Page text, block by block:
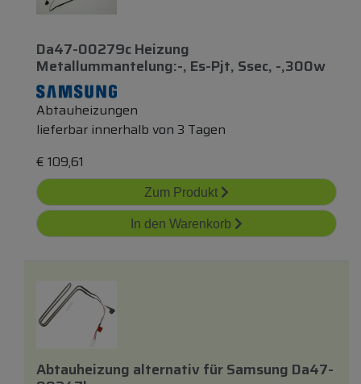
Da47-00279c Heizung
Metallummantelung:-, Es-Pjt, Ssec, -,300w
Abtauheizungen
lieferbar innerhalb von 3 Tagen
€ 109,61
Zum Produkt
In den Warenkorb
Abtauheizung alternativ fürSamsung Da47-